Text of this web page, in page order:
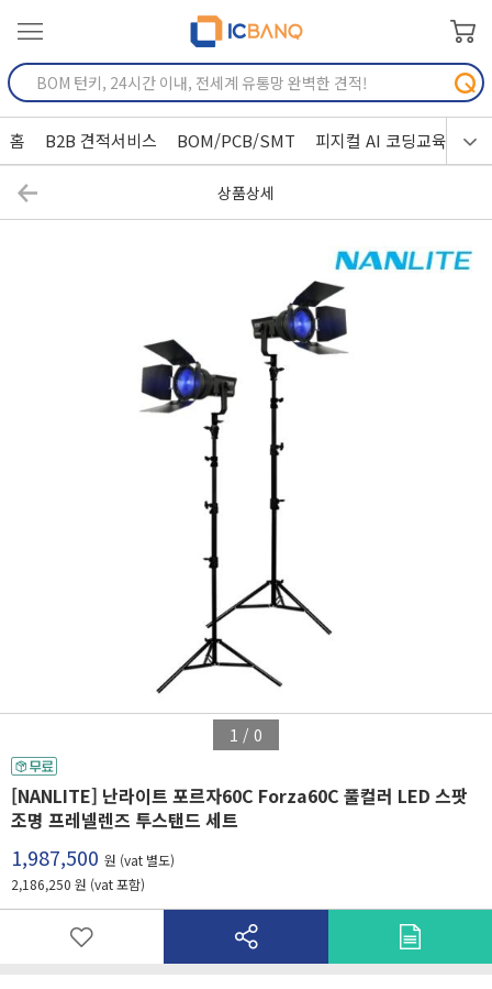
홈 B2B 견적서비스 BOM/PCB/SMT 피지컬 AI 코딩교육
상품상세
1 / 0
[NANLITE] 난라이트 포르자60C Forza60C 풀컬러 LED 스팟
조명 프레넬렌즈 투스탠드 세트
1,987,500 원 (vat 별도)
2,186,250 원 (vat 포함)